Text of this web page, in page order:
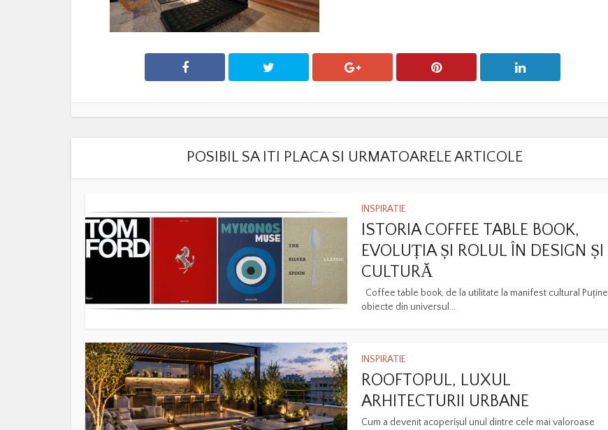
POSIBIL SA ITI PLACA SI URMATOARELE ARTICOLE
INSPIRATIE
ISTORIA COFFEE TABLE BOOK,
EVOLUȚIA ȘI ROLUL ÎN DESIGN ȘI
CULTURĂ
Coffee table book, de la utilitate la manifest cultural Puține
obiecte din universul...
INSPIRATIE
ROOFTOPUL, LUXUL
ARHITECTURII URBANE
Cum a devenit acoperișul unul dintre cele mai valoroase